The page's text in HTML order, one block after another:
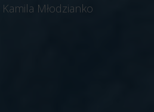
Kamila Młodzianko